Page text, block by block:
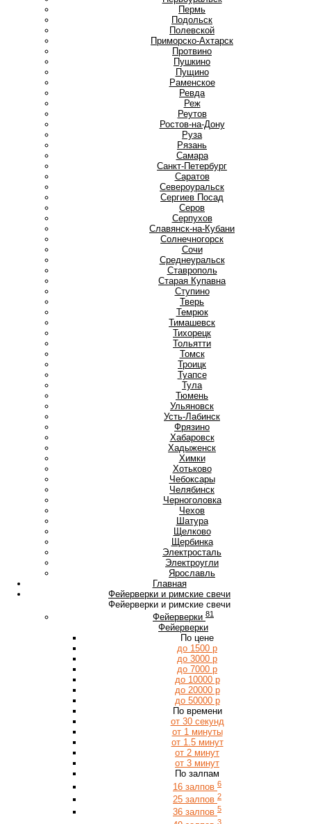
Пермь
Подольск
Полевской
Приморско-Ахтарск
Протвино
Пушкино
Пущино
Раменское
Ревда
Реж
Реутов
Ростов-на-Дону
Руза
Рязань
Самара
Санкт-Петербург
Саратов
Североуральск
Сергиев Посад
Серов
Серпухов
Славянск-на-Кубани
Солнечногорск
Сочи
Среднеуральск
Ставрополь
Старая Купавна
Ступино
Тверь
Темрюк
Тимашевск
Тихорецк
Тольятти
Томск
Троицк
Туапсе
Тула
Тюмень
Ульяновск
Усть-Лабинск
Фрязино
Хабаровск
Хадыженск
Химки
Хотьково
Чебоксары
Челябинск
Черноголовка
Чехов
Шатура
Щелково
Щербинка
Электросталь
Электроугли
Ярославль
Главная
Фейерверки и римские свечи
Фейерверки и римские свечи
Фейерверки 81
Фейерверки
По цене
до 1500 р
до 3000 р
до 7000 р
до 10000 р
до 20000 р
до 50000 р
По времени
от 30 секунд
от 1 минуты
от 1.5 минут
от 2 минут
от 3 минут
По залпам
16 залпов 6
25 залпов 2
36 залпов 5
3